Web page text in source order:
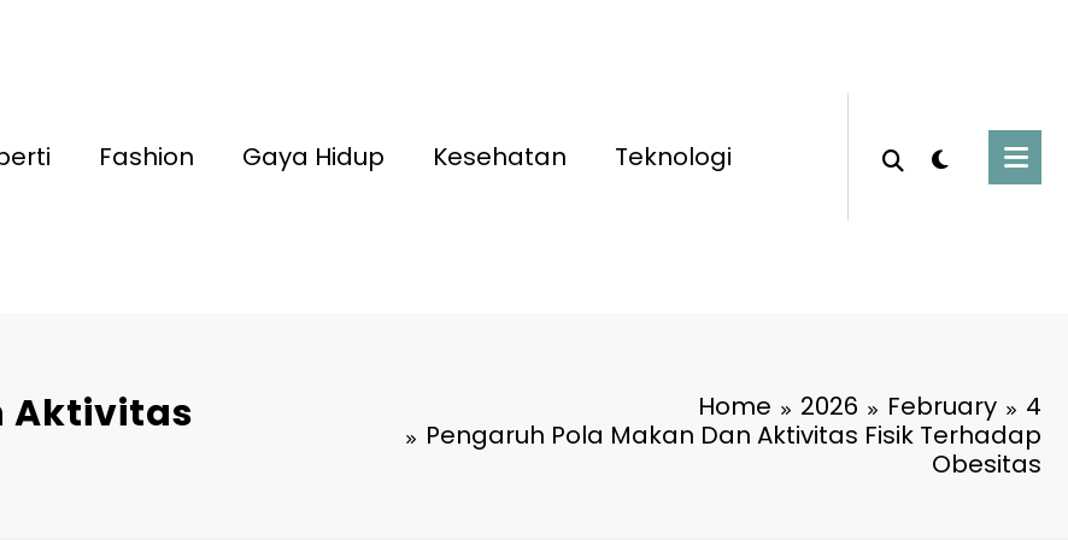
Fashion Gaya Hidup Kesehatan Teknologi
Aktivitas
Home 2026 February
4
Pengaruh Pola Makan Dan Aktivitas Fisik Terhadap
Obesitas